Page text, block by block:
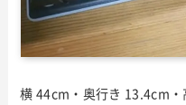
横 44cm・奥行き 13.4cm